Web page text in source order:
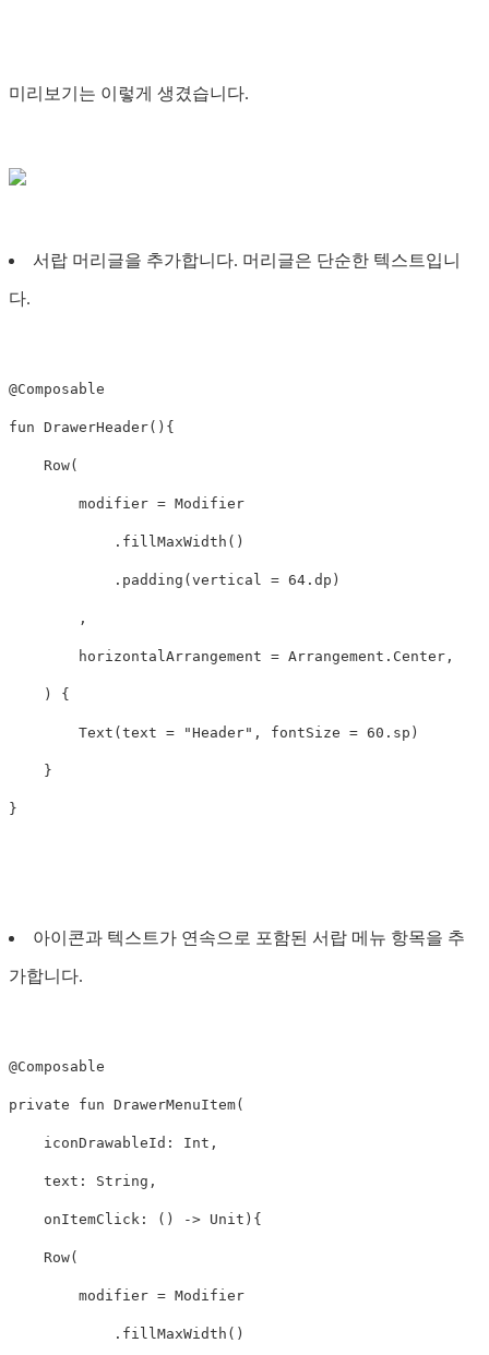
미리보기는 이렇게 생겼습니다.
서랍 머리글을 추가합니다. 머리글은 단순한 텍스트입니
다.
@Composable
fun DrawerHeader(){
Row(
modifier = Modifier
. fillMaxWidth ()
. padding ( vertical = 64 . dp )
,
horizontalArrangement = Arrangement . Center ,
) {
Text ( text = "Header" , fontSize = 60 . sp )
}
}
아이콘과 텍스트가 연속으로 포함된 서랍 메뉴 항목을 추
가합니다.
@Composable
private fun DrawerMenuItem(
iconDrawableId : Int ,
text : String ,
onItemClick : () -> Unit ){
Row(
modifier = Modifier
. fillMaxWidth ()